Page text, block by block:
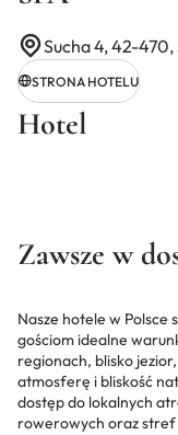
Sucha 4, 42-
STRONA HOTELU
Hotel
Zawsze w
Nasze hotele w Polsce
gościom idealne
regionach, blisko
atmosferę i bliskość
dostęp do lokalnych
rowerowych oraz stref